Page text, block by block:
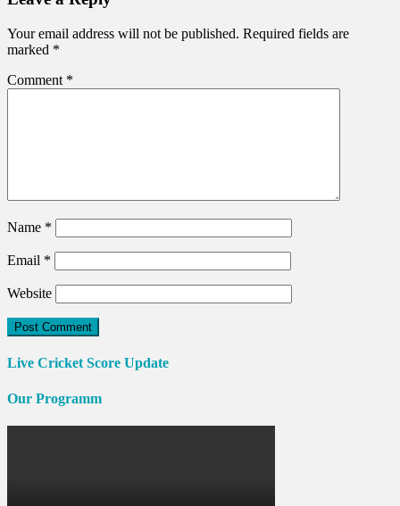
Your email address will not be published. Required fields are
marked *
Comment *
Name *
Email *
Website
Live Cricket Score Update
Our Programm